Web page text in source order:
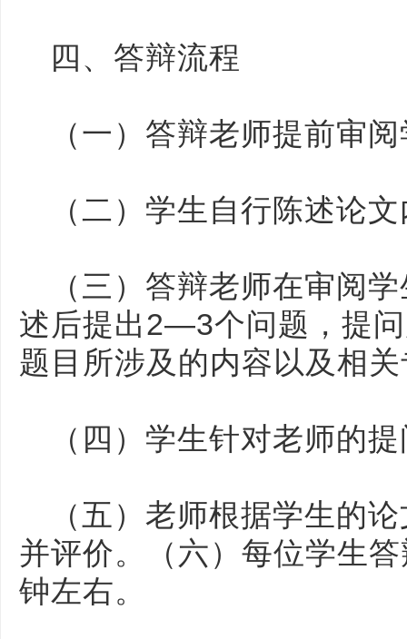
四、答辩流程
（一）答辩老师提前审
（二）学生自行陈述论
（三）答辩老师在审阅
述后提出2—3个问题，提
题目所涉及的内容以及相
（四）学生针对老师的
（五）老师根据学生的
并评价。（六）每位学生
钟左右。